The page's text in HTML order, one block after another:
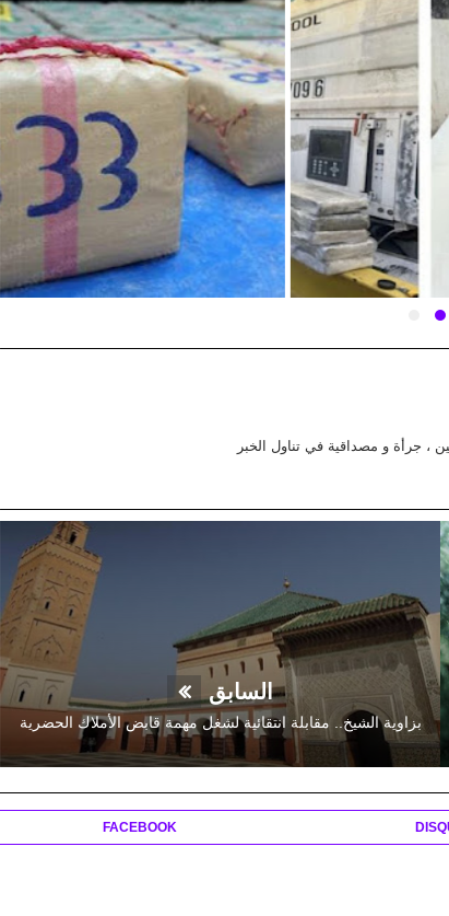
، جرأة و مصداقية في تناول الخبر
السابق
بزاوية الشيخ.. مقابلة انتقائية لشغل مهمة قابض الأملاك الحضرية
FACEBOOK